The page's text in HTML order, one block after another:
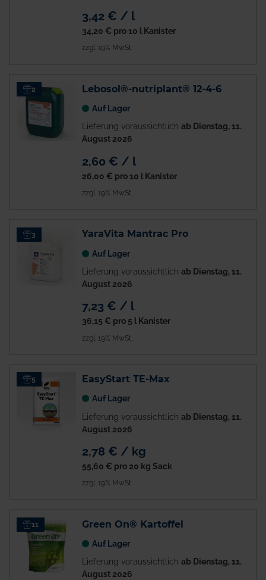
3,42 € / l
34,20 € pro 10 l Kanister
zzgl. 19% MwSt.
2 Lebosol®-nutriplant® 12-4-6
Auf Lager
Lieferung voraussichtlich ab Dienstag, 11.
August 2026
2,60 € / l
26,00 € pro 10 l Kanister
zzgl. 19% MwSt.
3 YaraVita Mantrac Pro
Auf Lager
Lieferung voraussichtlich ab Dienstag, 11.
August 2026
7,23 € / l
36,15 € pro 5 l Kanister
zzgl. 19% MwSt.
5 EasyStart TE-Max
Auf Lager
Lieferung voraussichtlich ab Dienstag, 11.
August 2026
2,78 € / kg
55,60 € pro 20 kg Sack
zzgl. 19% MwSt.
11 Green On® Kartoffel
Auf Lager
Lieferung voraussichtlich ab Dienstag, 11.
August 2026